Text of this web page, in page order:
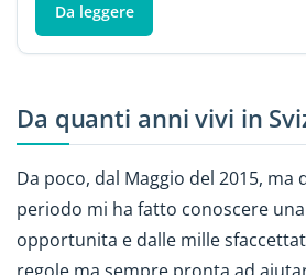
Da leggere
Da quanti anni vivi in
Da poco, dal Maggio del 2015, ma
periodo mi ha fatto conoscere
opportunita e dalle mille